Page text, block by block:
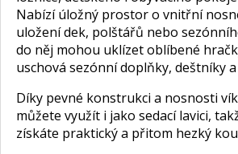
Nabízí úložný prostor o vnitřní
uložení dek, polštářů nebo
do něj mohou uklízet oblíbené
uschová sezónní doplňky, deštníky
Díky pevné konstrukci a nosnosti
můžete využít i jako sedací lavici,
získáte praktický a přitom hezký